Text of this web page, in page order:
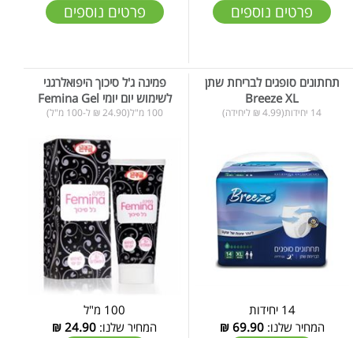
פרטים נוספים פרטים נוספים
תחתונים סופגים לבריחת שתן
Breeze XL
14 יחידות(4.99 ₪ ליחידה)
14 יחידות
המחיר שלנו:69.90
₪
פמינה ג'ל סיכוך היפואלרגני
לשימוש יום יומי Femina Gel
100 מ"ל(24.90 ₪ ל-100 מ"ל)
100 מ"ל
המחיר שלנו: 24.90
₪